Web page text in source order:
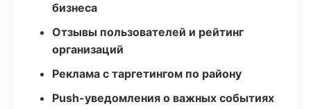
бизнеса
Отзывы пользователей и рейтинг
организаций
Реклама с таргетингом по району
Push-уведомления о важных событиях